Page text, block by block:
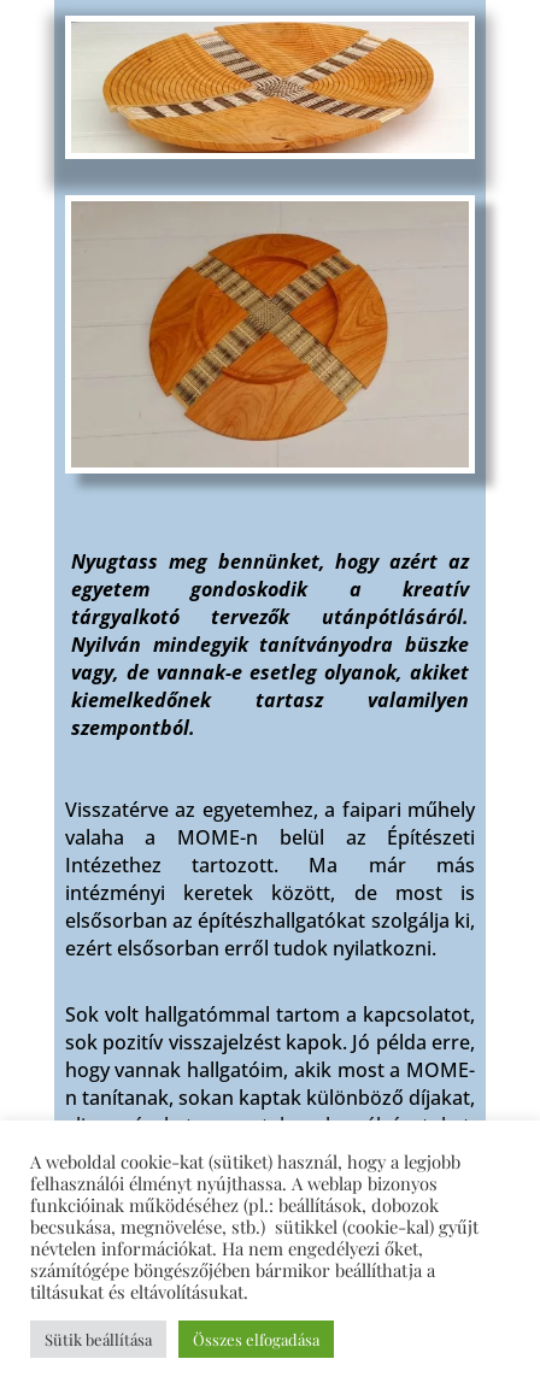
Nyugtass meg bennünket, hogy azért az
egyetem gondoskodik a kreatív
tárgyalkotó tervezők utánpótlásáról.
Nyilván mindegyik tanítványodra büszke
vagy, de vannak-e esetleg olyanok, akiket
kiemelkedőnek tartasz valamilyen
szempontból.
Visszatérve az egyetemhez, a faipari műhely
valaha a MOME-n belül az Építészeti
Intézethez tartozott. Ma már más
intézményi keretek között, de most is
elsősorban az építészhallgatókat szolgálja ki,
ezért elsősorban erről tudok nyilatkozni.
Sok volt hallgatómmal tartom a kapcsolatot,
sok pozitív visszajelzést kapok. Jó példa erre,
hogy vannak hallgatóim, akik most a MOME-
n tanítanak, sokan kaptak különböző díjakat,
elismeréseket, nyertek el pályázatokat,
szóval van kikre büszkének lennem.
El kell ismernem, nem rajongok az oktatás
irányvonalának változásáért, és még csak öt
éve jöttem nyugdíjba, ezért még nem
láthatom a hosszútávú eredményeket. De
folyamatosan figyelemmel kísérem az
egyetemi eseményeket, és azt látom, hogy
A weboldal cookie-kat (sütiket) használ, hogy a legjobb
felhasználói élményt nyújthassa. A weblap bizonyos
funkcióinak működéséhez (pl.: beállítások, dobozok
becsukása, megnövelése, stb.) sütikkel (cookie-kal) gyűjt
névtelen információkat. Ha nem engedélyezi őket,
számítógépe böngészőjében bármikor beállíthatja a
tiltásukat és eltávolításukat.
Sütik beállítása Összes elfogadása